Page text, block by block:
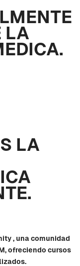
LA
LA
, una comunidad
ofreciendo cursos